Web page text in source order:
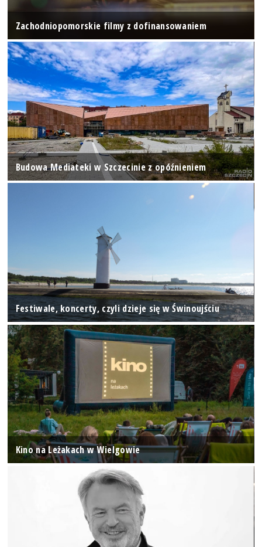
Zachodniopomorskie filmy z dofinansowaniem
Budowa Mediateki w Szczecinie z opóźnieniem
Festiwale, koncerty, czyli dzieje się w Świnoujściu
Kino na Leżakach w Wielgowie